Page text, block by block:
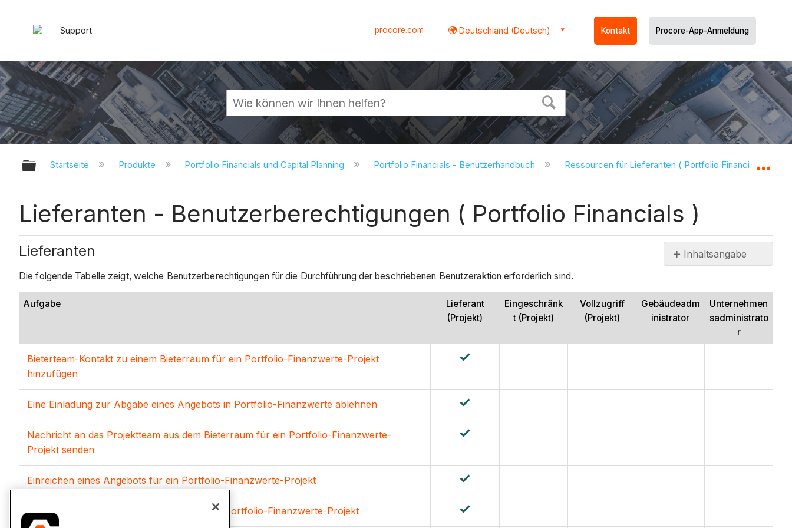
Support procore.com Deutschland (Deutsch) Kontakt Procore-App-Anmeldung
Globale Hierarchie auf- und zuklappen
Startseite Produkte Portfolio Financials und Capital Planning Portfolio Financials - Benutzerhandbuch Ressourcen für Lieferanten ( Portfolio Financials )
Lieferanten - Benutzerberechtigungen ( Portfolio Financials )
Inhaltsangabe
Lieferanten
Die folgende Tabelle zeigt, welche Benutzerberechtigungen für die Durchführung der beschriebenen Benutzeraktion erforderlich sind.
Aufgabe
Lieferant
(Projekt)
Eingeschränk
t (Projekt)
Vollzugriff
(Projekt)
Gebäudeadm
inistrator
Unternehmen
sadministrato
r
Bieterteam-Kontakt zu einem Bieterraum für ein Portfolio-Finanzwerte-Projekt
hinzufügen
Eine Einladung zur Abgabe eines Angebots in Portfolio-Finanzwerte ablehnen
Nachricht an das Projektteam aus dem Bieterraum für ein Portfolio-Finanzwerte-
Projekt senden
Einreichen eines Angebots für ein Portfolio-Finanzwerte-Projekt
Einreichen eines Änderungsauftrags für ein Portfolio-Finanzwerte-Projekt